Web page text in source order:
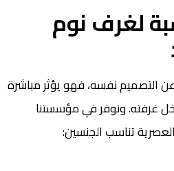
لغرف نوم
عن التصميم نفسه، فهو يؤثر مباشرة
غرفته. ونوفر في مؤسستنا
تناسب الجنسين: